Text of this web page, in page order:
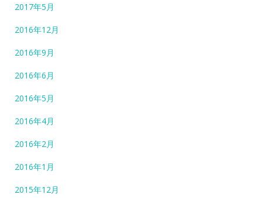
2017年5月
2016年12月
2016年9月
2016年6月
2016年5月
2016年4月
2016年2月
2016年1月
2015年12月